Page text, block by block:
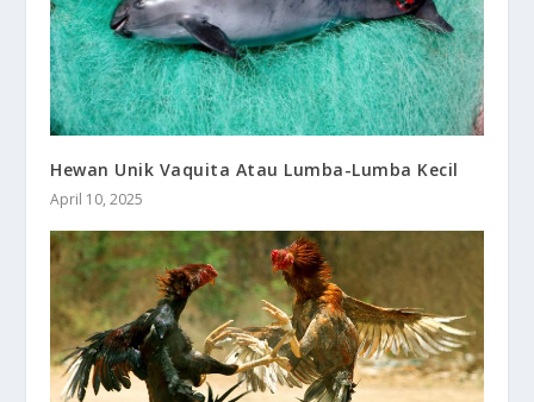
Hewan Unik Vaquita Atau Lumba-Lumba Kecil
April 10, 2025